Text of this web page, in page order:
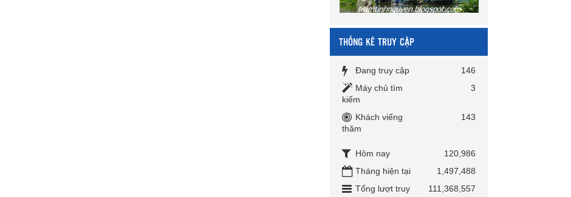
THỐNG KÊ TRUY CẬP
Đang truy cập
146
Máy chủ tìm
kiếm
3
Khách viếng
thăm
143
Hôm nay
120,986
Tháng hiện tại
1,497,488
Tổng lượt truy
111,368,557